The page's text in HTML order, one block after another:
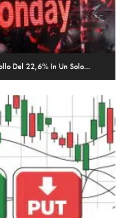
Del 22,6% In Un Solo...